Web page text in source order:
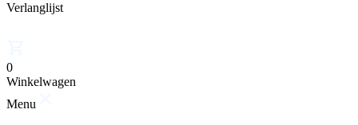
Verlanglijst
0
Winkelwagen
Menu